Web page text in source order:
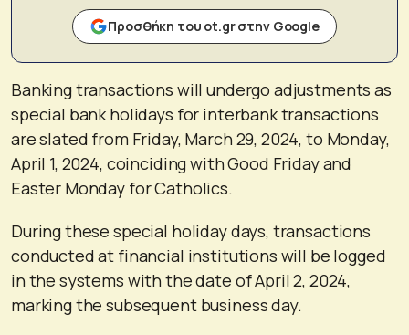
Προσθήκη του ot.gr στην Google
Banking transactions will undergo adjustments as
special bank holidays for interbank transactions
are slated from Friday, March 29, 2024, to Monday,
April 1, 2024, coinciding with Good Friday and
Easter Monday for Catholics.
During these special holiday days, transactions
conducted at financial institutions will be logged
in the systems with the date of April 2, 2024,
marking the subsequent business day.